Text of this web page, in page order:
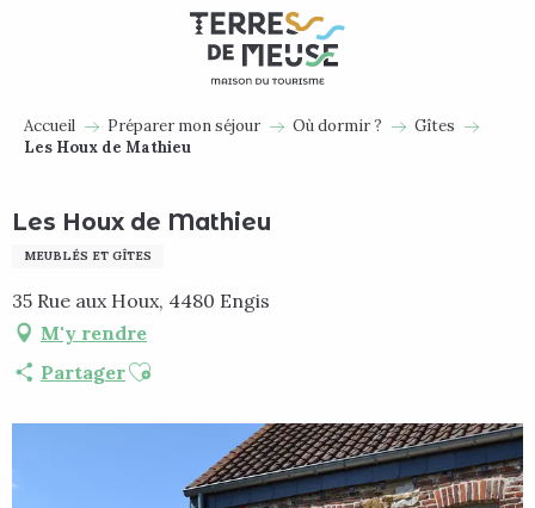
Accueil Préparer mon séjour Où dormir ?
Gîtes
Les Houx de Mathieu
Les Houx de Mathieu
MEUBLÉS ET GÎTES
35 Rue aux Houx, 4480 Engis
M'y rendre
PartagerAjouter aux favoris